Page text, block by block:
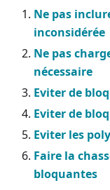
Ne pas
inconsidérée
Ne pas
nécessaire
Eviter de
Eviter de
Eviter les
Faire la
bloquantes